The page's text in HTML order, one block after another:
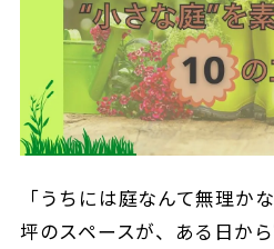
「うちには庭なんて無理
坪のスペースが、ある日か